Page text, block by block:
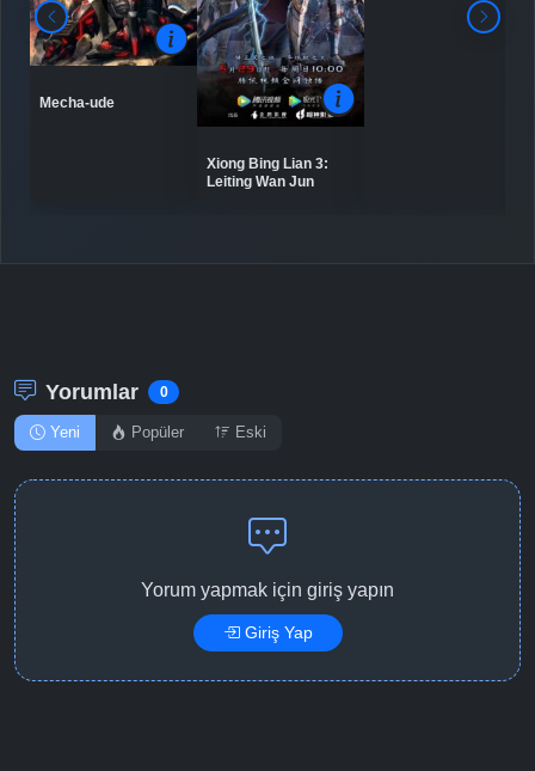
Bölüm No: 9 Detaylar İzle
Detaylar
Mecha-ude
Xiong Bing Lian 3:
Leiting Wan Jun
Yorumlar 0
Yeni Popüler Eski
Yorum yapmak için giriş yapın
Giriş Yap